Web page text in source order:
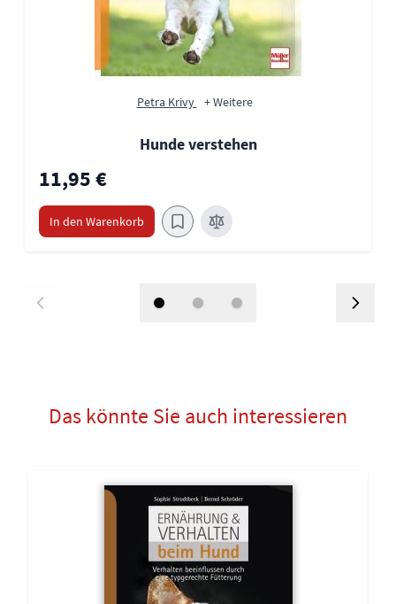
Petra Krivy + Weitere
Hunde verstehen
11,95 €
In den Warenkorb
Das könnte Sie auch interessieren